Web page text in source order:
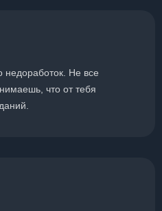
недоработок. Не все
что от тебя